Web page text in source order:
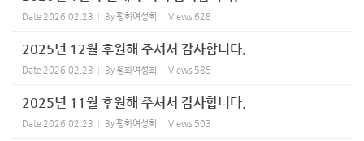
Date 2026.02.23 By평화여성회 Views 628
2025년 12월 후원해 주셔서 감사합니다.
Date 2026.02.23 By평화여성회 Views 585
2025년 11월 후원해 주셔서 감사합니다.
Date 2026.02.23 By평화여성회 Views 503